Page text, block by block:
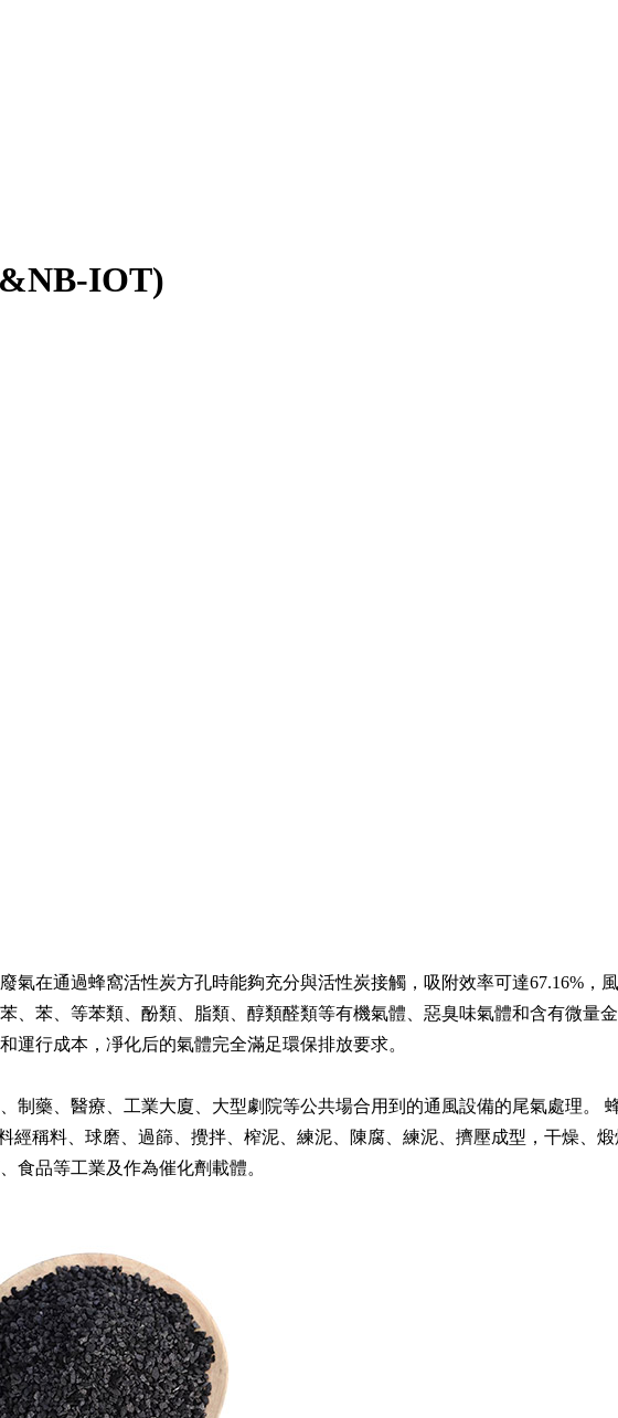
IOT)
氣在通過蜂窩活性炭方孔時能夠充分與活性炭接觸，吸附效率可達67.16%，
、苯、等苯類、酚類、脂類、醇類醛類等有機氣體、惡臭味氣體和含有微量
運行成本，凈化后的氣體完全滿足環保排放要求。
藥、醫療、工業大廈、大型劇院等公共場合用到的通風設備的尾氣處理。
經稱料、球磨、過篩、攪拌、榨泥、練泥、陳腐、練泥、擠壓成型，干燥、
食品等工業及作為催化劑載體。